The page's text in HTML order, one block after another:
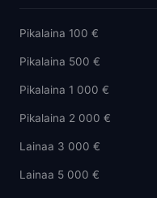
Pikalaina 100 €
Pikalaina 500 €
Pikalaina 1 000 €
Pikalaina 2 000 €
Lainaa 3 000 €
Lainaa 5 000 €